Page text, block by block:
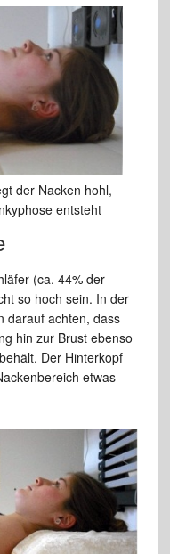
der Nacken hohl,
entsteht
(ca. 44% der
so hoch sein. In der
darauf achten, dass
hin zur Brust ebenso
Der Hinterkopf
etwas